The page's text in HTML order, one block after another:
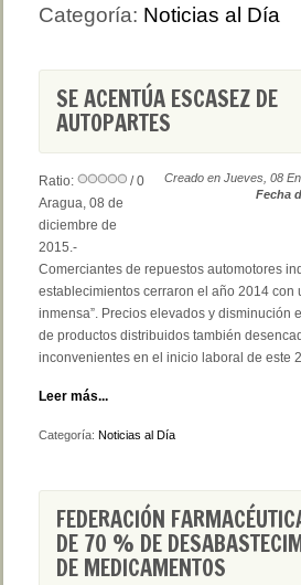
Categoría: Noticias al Día
SE ACENTÚA ESCASEZ DE
AUTOPARTES
Creado en Jueves, 08
Fecha
Ratio:
/ 0
Aragua, 08 de
diciembre de
2015.-
Comerciantes de repuestos automotores
establecimientos cerraron el año 2014 con
inmensa”. Precios elevados y disminución
de productos distribuidos también
inconvenientes en el inicio laboral de este
Leer más...
Categoría: Noticias al Día
FEDERACIÓN
DE 70 % DE
DE MEDICAMENTOS